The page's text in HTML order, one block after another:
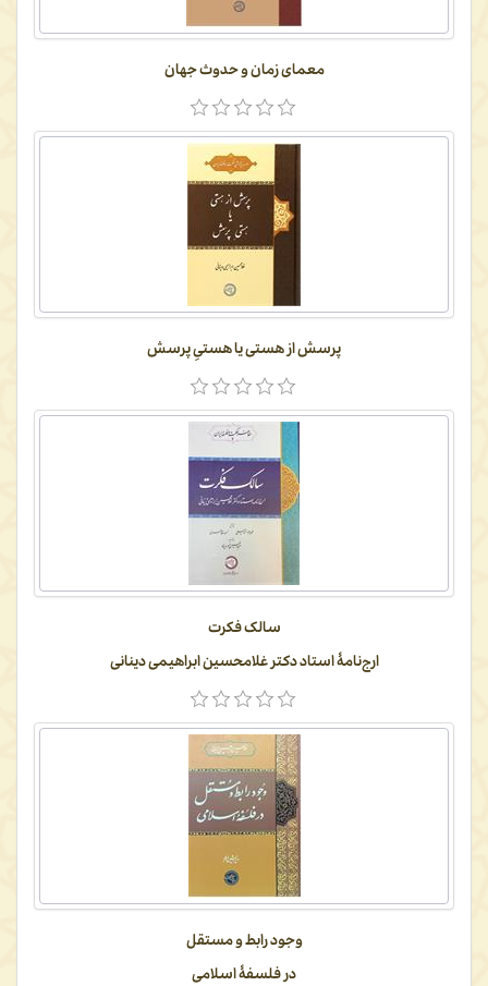
معمای زمان و حدوث جهان
پرسش از هستی یا هستیِ پرسش
سالک فکرت
ارج‌نامۀ استاد دکتر غلامحسین ابراهیمی‌ دینانی
وجود رابط و مستقل
در فلسفۀ اسلامی